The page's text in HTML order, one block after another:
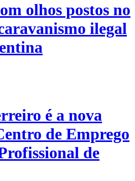
olhos postos no
ilegal
é a nova
de Emprego
de